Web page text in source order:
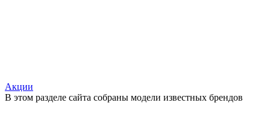
Акции
В этом разделе сайта собраны модели известных брендов